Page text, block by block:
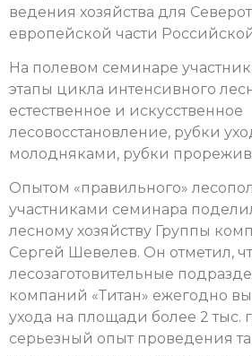
ведения хозяйства для
европейской части
На полевом семинаре
этапы цикла интенсивного
естественное и искусственное
лесовосстановление, рубки
молодняками, рубки
Опытом «правильного»
участниками семинара
лесному хозяйству Группы
Сергей Шевелев. Он отметил,
лесозаготовительные
компаний «Титан» ежегодно
ухода на площади более 2 тыс.
серьезный опыт проведения